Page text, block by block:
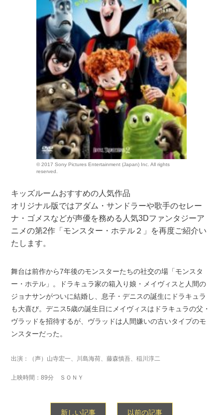
© 2017 Sony Pictures Entertainment (Japan) Inc. All rights
reserved.
キッズルームおすすめの人気作品
オリジナル版ではアダム・サンドラーや歌手のセレー
ナ・ゴメスなどが声優を務める人気3Dファンタジーア
ニメの第2作「モンスター・ホテル２」を再度ご紹介い
たします。
舞台は前作から7年後のモンスターたちの社交の場「モンスタ
ー・ホテル」。ドラキュラ家の箱入り娘・メイヴィスと人間の
ジョナサンがついに結婚し、息子・デニスの誕生にドラキュラ
も大喜び。デニス5歳の誕生日にメイヴィスはドラキュラの父・
ヴラッドを招待するが、ヴラッドは人間嫌いの古いタイプのモ
ンスターだった。
出演：（声）山寺宏一、川島海荷、藤森慎吾、稲川淳二
上映時間：89分 ＳＯＮＹ
新しい記事 以前の記事